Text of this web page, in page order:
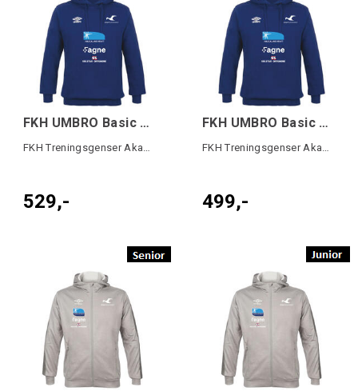
FKH UMBRO Basic Hood SR Blå
FKH Treningsgenser Akademiet
529,-
FKH UMBRO Basic Hood JR Blå
FKH Treningsgenser Akademiet
499,-